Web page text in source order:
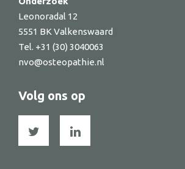
Leonoradal 12
5551 BK Valkenswaard
Tel. +31 (30) 3040063
nvo@osteopathie.nl
Volg ons op